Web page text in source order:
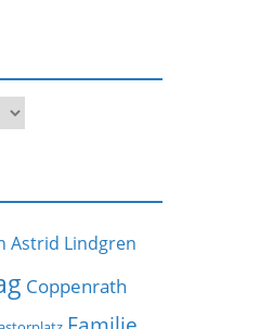
Astrid Lindgren
Coppenrath